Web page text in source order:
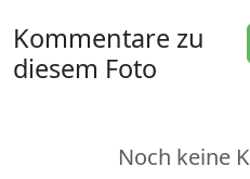
Kommentare zu
diesem Foto
Noch keine